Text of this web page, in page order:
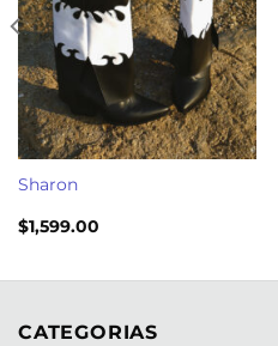
Sharon
$1,599.00
CATEGORIAS